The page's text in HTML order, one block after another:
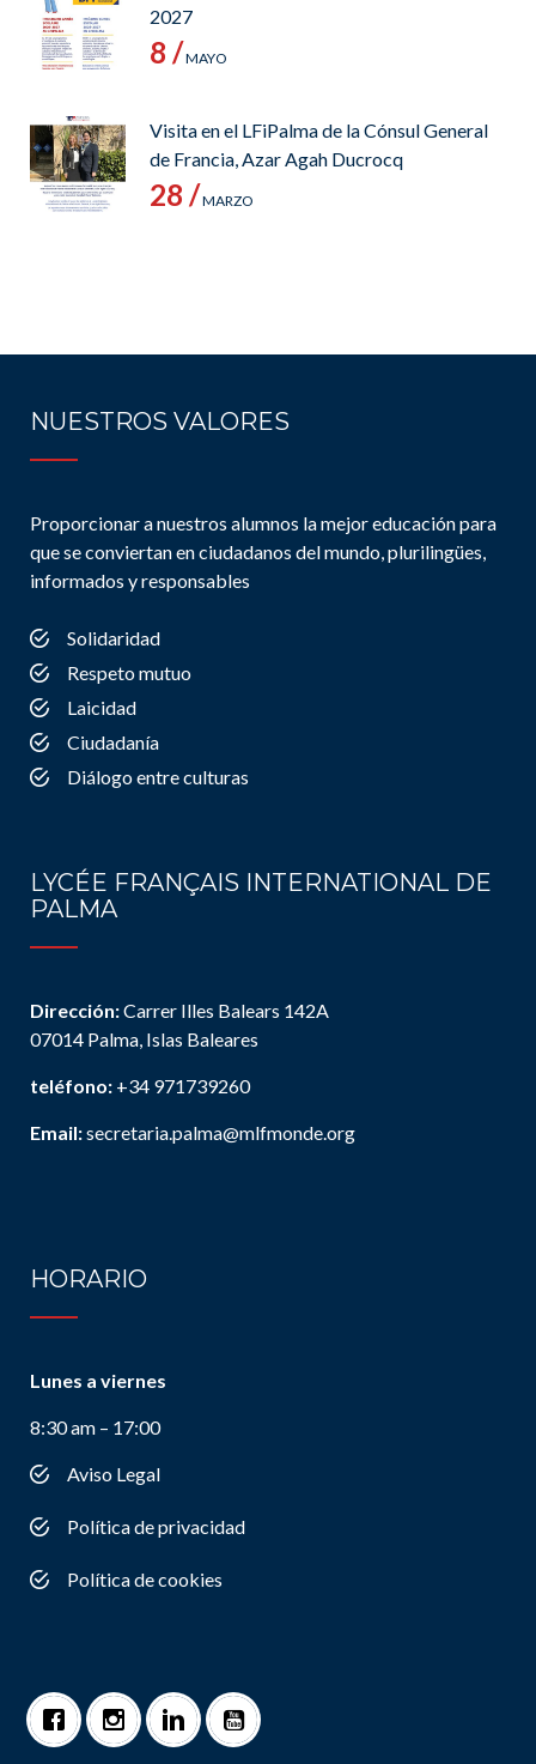
2027
8 /MAYO
Visita en el LFiPalma de la Cónsul General
de Francia, Azar Agah Ducrocq
28 /MARZO
NUESTROS VALORES
Proporcionar a nuestros alumnos la mejor educación para
que se conviertan en ciudadanos del mundo, plurilingües,
informados y responsables
Solidaridad
Respeto mutuo
Laicidad
Ciudadanía
Diálogo entre culturas
LYCÉE FRANÇAIS INTERNATIONAL DE
PALMA
Dirección:Carrer Illes Balears 142A
07014 Palma, Islas Baleares
teléfono: +34 971739260
Email:secretaria.palma@mlfmonde.org
HORARIO
Lunes a viernes
8:30 am – 17:00
Aviso Legal
Política de privacidad
Política de cookies